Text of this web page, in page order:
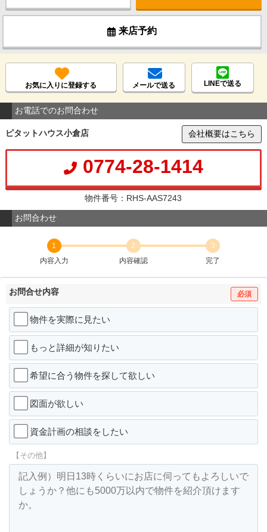
来店予約
お気に入りに登録する メールで送る LINEで送る
お電話でのお問合わせ
ピタットハウス小倉店 会社概要はこちら
0774-28-1414
物件番号：RHS-AAS7243
お問合わせ
1
内容入力
2
内容確認
3
完了
お問合せ内容 必須
物件を実際に見たい
もっと詳細が知りたい
希望に合う物件を探して欲しい
図面が欲しい
資金計画の相談をしたい
【その他】